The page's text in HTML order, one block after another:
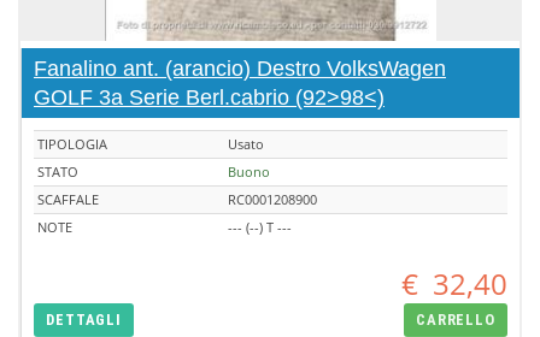
Fanalino ant. (arancio) Destro VolksWagen
GOLF 3a Serie Berl.cabrio (92>98<)
TIPOLOGIA
Usato
STATO
Buono
SCAFFALE
RC0001208900
NOTE
--- (--) T ---
€ 32,40
DETTAGLI CARRELLO